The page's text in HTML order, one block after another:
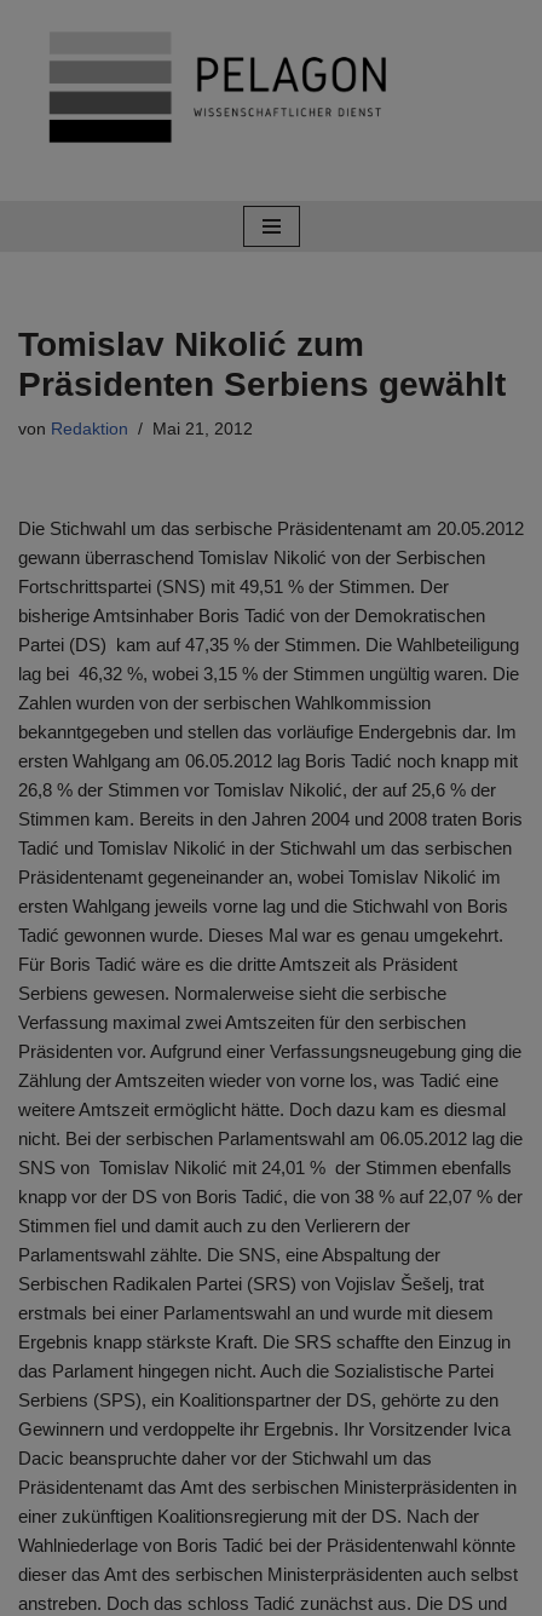
Zum
Inhalt
springen
Tomislav Nikolić zum
Präsidenten Serbiens gewählt
von Redaktion Mai 21, 2012
Die Stichwahl um das serbische Präsidentenamt am 20.05.2012
gewann überraschend Tomislav Nikolić von der Serbischen
Fortschrittspartei (SNS) mit 49,51 % der Stimmen. Der
bisherige Amtsinhaber Boris Tadić von der Demokratischen
Partei (DS) kam auf 47,35 % der Stimmen. Die Wahlbeteiligung
lag bei 46,32 %, wobei 3,15 % der Stimmen ungültig waren. Die
Zahlen wurden von der serbischen Wahlkommission
bekanntgegeben und stellen das vorläufige Endergebnis dar. Im
ersten Wahlgang am 06.05.2012 lag Boris Tadić noch knapp mit
26,8 % der Stimmen vor Tomislav Nikolić, der auf 25,6 % der
Stimmen kam. Bereits in den Jahren 2004 und 2008 traten Boris
Tadić und Tomislav Nikolić in der Stichwahl um das serbischen
Präsidentenamt gegeneinander an, wobei Tomislav Nikolić im
ersten Wahlgang jeweils vorne lag und die Stichwahl von Boris
Tadić gewonnen wurde. Dieses Mal war es genau umgekehrt.
Für Boris Tadić wäre es die dritte Amtszeit als Präsident
Serbiens gewesen. Normalerweise sieht die serbische
Verfassung maximal zwei Amtszeiten für den serbischen
Präsidenten vor. Aufgrund einer Verfassungsneugebung ging die
Zählung der Amtszeiten wieder von vorne los, was Tadić eine
weitere Amtszeit ermöglicht hätte. Doch dazu kam es diesmal
nicht. Bei der serbischen Parlamentswahl am 06.05.2012 lag die
SNS von Tomislav Nikolić mit 24,01 % der Stimmen ebenfalls
knapp vor der DS von Boris Tadić, die von 38 % auf 22,07 % der
Stimmen fiel und damit auch zu den Verlierern der
Parlamentswahl zählte. Die SNS, eine Abspaltung der
Serbischen Radikalen Partei (SRS) von Vojislav Šešelj, trat
erstmals bei einer Parlamentswahl an und wurde mit diesem
Ergebnis knapp stärkste Kraft. Die SRS schaffte den Einzug in
das Parlament hingegen nicht. Auch die Sozialistische Partei
Serbiens (SPS), ein Koalitionspartner der DS, gehörte zu den
Gewinnern und verdoppelte ihr Ergebnis. Ihr Vorsitzender Ivica
Dacic beanspruchte daher vor der Stichwahl um das
Präsidentenamt das Amt des serbischen Ministerpräsidenten in
einer zukünftigen Koalitionsregierung mit der DS. Nach der
Wahlniederlage von Boris Tadić bei der Präsidentenwahl könnte
dieser das Amt des serbischen Ministerpräsidenten auch selbst
anstreben. Doch das schloss Tadić zunächst aus. Die DS und